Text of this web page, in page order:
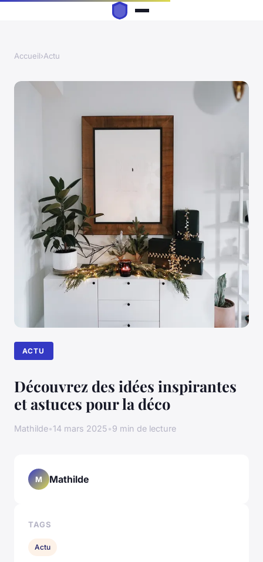
Accueil›Actu
ACTU
Découvrez des idées inspirantes
et astuces pour la déco
Mathilde•14 mars 2025•9 min de lecture
M Mathilde
TAGS
Actu